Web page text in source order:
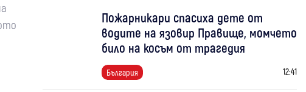
Пожарникари спасиха дете от
водите на язовир Правище, момчето
било на косъм от трагедия
България 12:41